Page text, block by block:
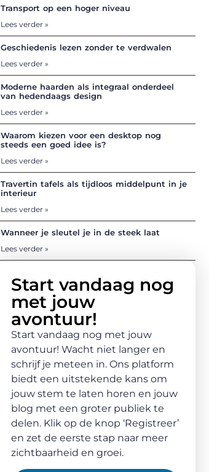
Transport op een hoger niveau
Lees verder »
Geschiedenis lezen zonder te verdwalen
Lees verder »
Moderne haarden als integraal onderdeel
van hedendaags design
Lees verder »
Waarom kiezen voor een desktop nog
steeds een goed idee is?
Lees verder »
Travertin tafels als tijdloos middelpunt in je
interieur
Lees verder »
Wanneer je sleutel je in de steek laat
Lees verder »
Start vandaag nog
met jouw
avontuur!
Start vandaag nog met jouw
avontuur! Wacht niet langer en
schrijf je meteen in. Ons platform
biedt een uitstekende kans om
jouw stem te laten horen en jouw
blog met een groter publiek te
delen. Klik op de knop ‘Registreer’
en zet de eerste stap naar meer
zichtbaarheid en groei.